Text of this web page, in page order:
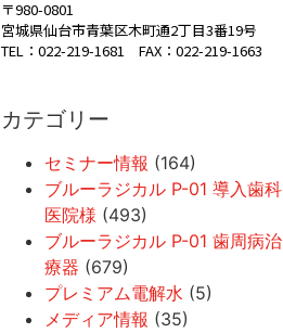
〒980-0801
宮城県仙台市青葉区木町通2丁目3番19号
TEL：022-219-1681 FAX：022-219-1663
カテゴリー
セミナー情報 (164)
ブルーラジカル P-01 導入歯科
医院様 (493)
ブルーラジカル P-01 歯周病治
療器 (679)
プレミアム電解水 (5)
メディア情報 (35)